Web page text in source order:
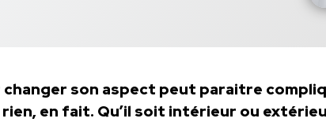
son aspect peut paraitre
en fait. Qu’il soit intérieur ou